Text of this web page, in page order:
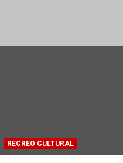
RECREO CULTURAL